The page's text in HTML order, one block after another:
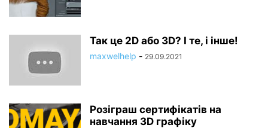
Так це 2D або 3D? І те, і інше!
maxwelhelp - 29.09.2021
Розіграш сертифікатів на
навчання 3D графіку